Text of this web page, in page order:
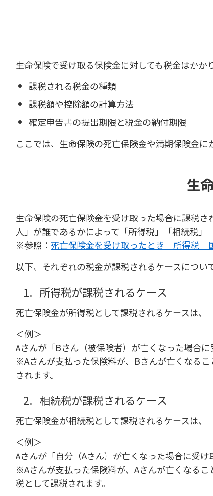
生命保険で受け取る保険金に対しても税金はかか
課税される税金の種類
課税額や控除額の計算方法
確定申告書の提出期限と税金の納付期限
ここでは、生命保険の死亡保険金や満期保険金
生
生命保険の死亡保険金を受け取った場合に課税
人」が誰であるかによって「所得税」「相続税」
※参照： 死亡保険金を受け取ったとき｜所得税｜
以下、それぞれの税金が課税されるケースについ
1. 所得税が課税されるケース
死亡保険金が所得税として課税されるケースは、
＜例＞
Aさんが「Bさん（被保険者）が亡くなった場合
※Aさんが支払った保険料が、Bさんが亡くなる
されます。
2. 相続税が課税されるケース
死亡保険金が相続税として課税されるケースは、
＜例＞
Aさんが「自分（Aさん）が亡くなった場合に受
※Aさんが支払った保険料が、Aさんが亡くなる
税として課税されます。